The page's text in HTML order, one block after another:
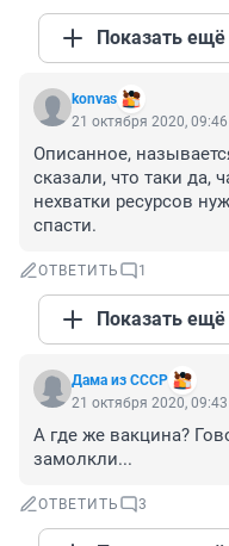
Показать ещё
konvas
21 октября 2020, 09:46
Описанное,
сказали, что таки да,
нехватки ресурсов
спасти.
ОТВЕТИТЬ 1
Показать ещё
Дама из СССР
21 октября 2020, 09:43
А где же вакцина?
замолкли...
ОТВЕТИТЬ 3